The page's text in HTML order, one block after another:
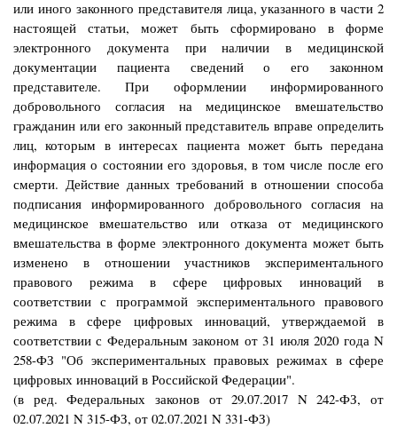
или иного законного представителя лица, указанного в части 2
настоящей статьи, может быть сформировано в форме
электронного документа при наличии в медицинской
документации пациента сведений о его законном
представителе. При оформлении информированного
добровольного согласия на медицинское вмешательство
гражданин или его законный представитель вправе определить
лиц, которым в интересах пациента может быть передана
информация о состоянии его здоровья, в том числе после его
смерти. Действие данных требований в отношении способа
подписания информированного добровольного согласия на
медицинское вмешательство или отказа от медицинского
вмешательства в форме электронного документа может быть
изменено в отношении участников экспериментального
правового режима в сфере цифровых инноваций в
соответствии с программой экспериментального правового
режима в сфере цифровых инноваций, утверждаемой в
соответствии с Федеральным законом от 31 июля 2020 года N
258-ФЗ "Об экспериментальных правовых режимах в сфере
цифровых инноваций в Российской Федерации".
(в ред. Федеральных законов от 29.07.2017 N 242-ФЗ, от
02.07.2021 N 315-ФЗ, от 02.07.2021 N 331-ФЗ)